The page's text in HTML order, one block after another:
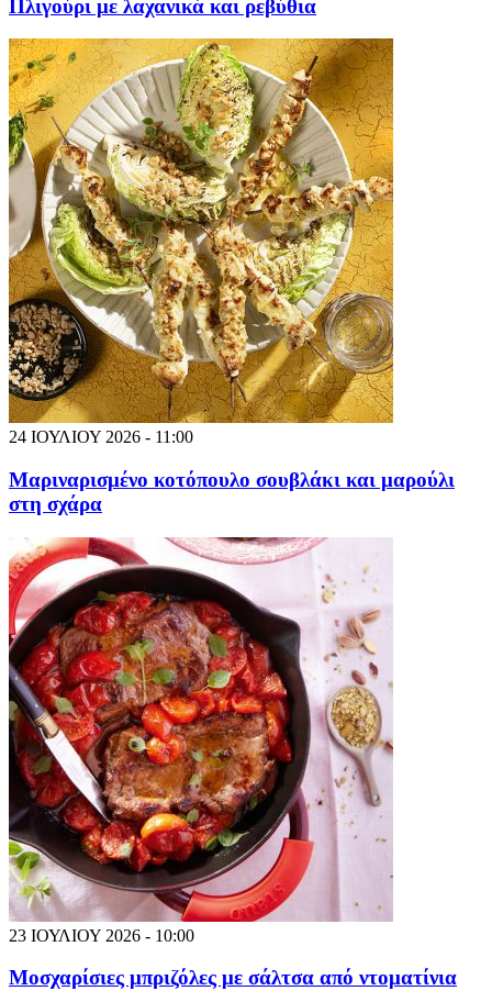
Πλιγούρι με λαχανικά και ρεβύθια
24 ΙΟΥΛΙΟΥ 2026 - 11:00
Μαριναρισμένο κοτόπουλο σουβλάκι και μαρούλι
στη σχάρα
23 ΙΟΥΛΙΟΥ 2026 - 10:00
Μοσχαρίσιες μπριζόλες με σάλτσα από ντοματίνια